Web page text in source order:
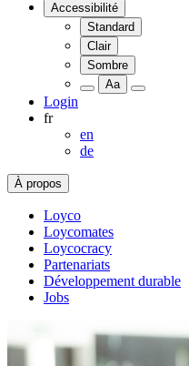
Accessibilité
Standard
Clair
Sombre
Aa
Login
fr
en
de
À propos
Loyco
Loycomates
Loycocracy
Partenariats
Développement durable
Jobs